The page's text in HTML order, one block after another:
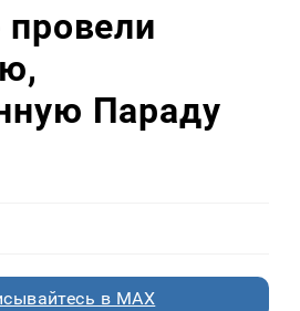
Параду
в MAX